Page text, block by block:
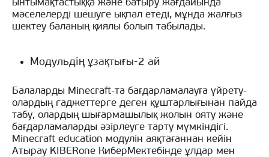
ынтымақтастыққа және батыру жағдайында
мәселелерді шешуге ықпал етеді, мұнда жалғыз
шектеу баланың қиялы болып табылады.
Модульдің ұзақтығы-2 ай
Балаларды Minecraft-та бағдарламалауға үйрету-
олардың гаджеттерге деген құштарлығынан пайда
табу, олардың шығармашылық жолын ояту және
бағдарламаларды әзірлеуге тарту мүмкіндігі.
Minecraft education модулін аяқтағаннан кейін
Атырау KIBERone КиберМектебінде ұлдар мен